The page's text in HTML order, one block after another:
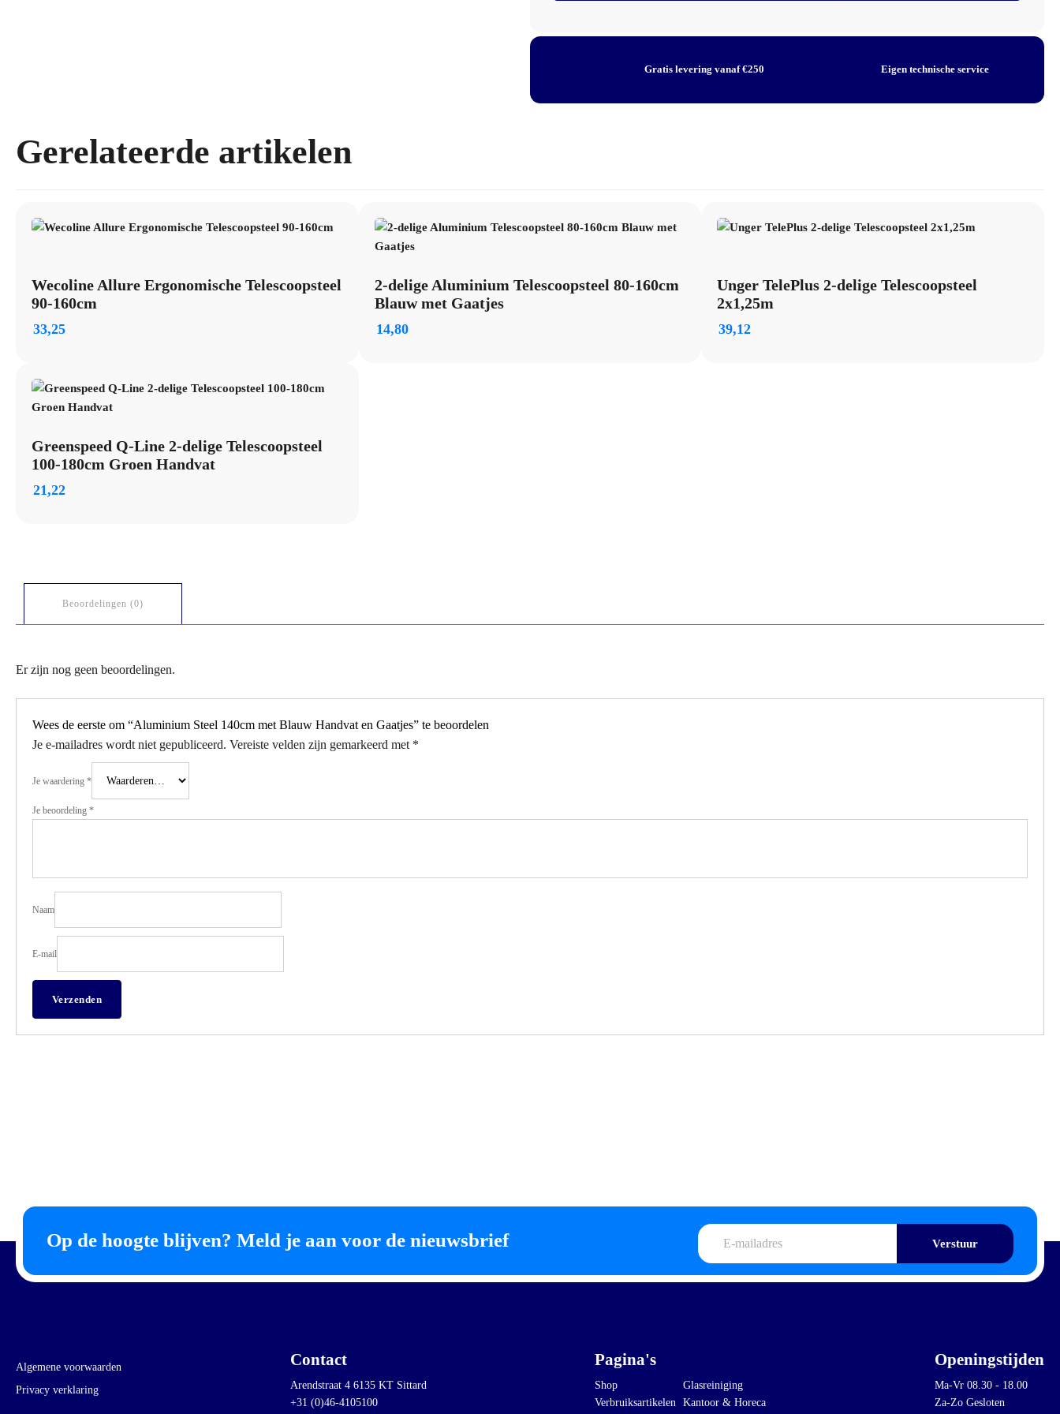
Gratis levering vanaf €250 Eigen technische service
Gerelateerde artikelen
Wecoline Allure Ergonomische Telescoopsteel
90-160cm
33,25
2-delige Aluminium Telescoopsteel 80-160cm
Blauw met Gaatjes
14,80
Unger TelePlus 2-delige Telescoopsteel
2x1,25m
39,12
Greenspeed Q-Line 2-delige Telescoopsteel
100-180cm Groen Handvat
21,22
Beoordelingen (0)
Er zijn nog geen beoordelingen.
Wees de eerste om “Aluminium Steel 140cm met Blauw Handvat en Gaatjes” te beoordelen
Je e-mailadres wordt niet gepubliceerd. Vereiste velden zijn gemarkeerd met *
Je waardering *
Je beoordeling *
Naam
E-mail
Op de hoogte blijven? Meld je aan voor de nieuwsbrief
E-
mailadres
Algemene voorwaarden
Privacy verklaring
Contact
Arendstraat 4 6135 KT Sittard
+31 (0)46-4105100
Pagina's
Shop
Verbruiksartikelen
Glasreiniging
Kantoor & Horeca
Openingstijden
Ma-Vr 08.30 - 18.00
Za-Zo Gesloten